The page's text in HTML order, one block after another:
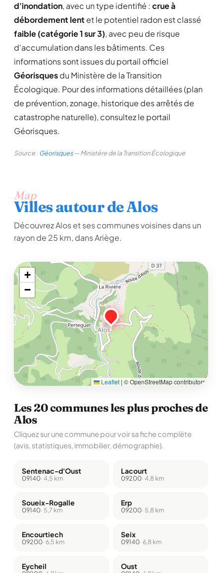
d'inondation, avec un type identifié : crue à
débordement lent et le potentiel radon est classé
faible (catégorie 1 sur 3), avec peu de risque
d'accumulation dans les bâtiments. Ces
informations sont issues du portail officiel
Géorisquesdu Ministère de la Transition
Écologique. Pour des informations détaillées (plan
de prévention, zonage, historique des arrêtés de
catastrophe naturelle), consultez le portail
Géorisques.
Source :Géorisques— Ministère de la Transition Écologique
Map
Villes autour de Alos
Découvrez Alos et ses communes voisines dans un
rayon de 25 km, dans Ariège.
+
−
Leaflet | © OpenStreetMap contributors
Les 20 communes les plus proches de
Alos
Cliquez sur une commune pour voir sa fiche complète
(avis, statistiques, immobilier, démographie).
Sentenac-d'Oust
09140· 4,5 km
Lacourt
09200· 4,8 km
Soueix-Rogalle
09140· 5,7 km
Erp
09200· 5,8 km
Encourtiech
09200· 6,5 km
Seix
09140· 6,8 km
Eycheil Oust